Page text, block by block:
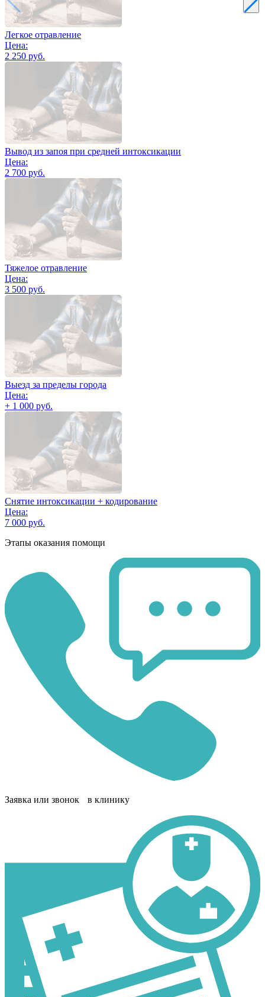
Легкое отравление
Цена:
2 250 руб.
Вывод из запоя при средней интоксикации
Цена:
2 700 руб.
Тяжелое отравление
Цена:
3 500 руб.
Выезд за пределы города
Цена:
+ 1 000 руб.
Снятие интоксикации + кодирование
Цена:
7 000 руб.
Этапы оказания помощи
Заявка или звонок в клинику